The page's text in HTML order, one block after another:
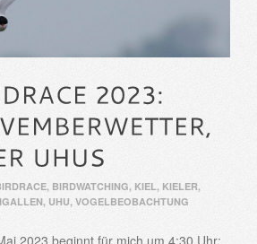
, BIRDWATCHING, KIEL, KIELER,
, UHU, VOGELBEOBACHTUNG
2023 beginnt für mich um 4:30 Uhr: